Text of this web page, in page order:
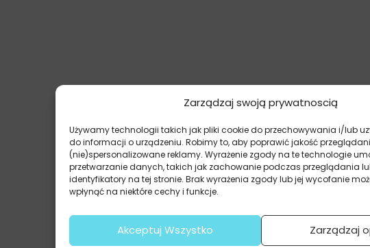
Zarządzaj swoją prywatnoscią
Używamy technologii takich jak pliki cookie do przechowywania i/lub
do informacji o urządzeniu. Robimy to, aby poprawić jakość
(nie)spersonalizowane reklamy. Wyrażenie zgody na te technologie
przetwarzanie danych, takich jak zachowanie podczas przeglądania
identyfikatory na tej stronie. Brak wyrażenia zgody lub jej wycofanie
wpłynąć na niektóre cechy i funkcje.
Akceptuj Wszystko Zarządzaj